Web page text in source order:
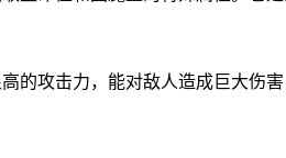
攻击力，能对敌人造成巨大伤害